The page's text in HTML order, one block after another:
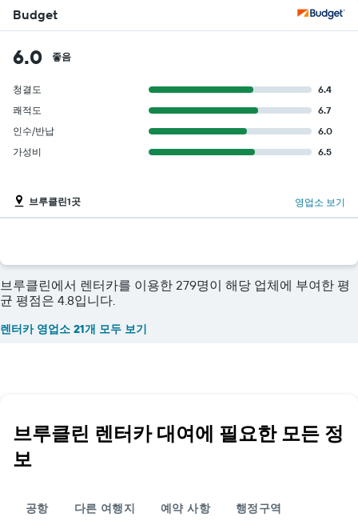
Budget
6.0 좋음
청결도
6.4
쾌적도
6.7
인수/반납
6.0
가성비
6.5
브루클린1곳 영업소 보기
브루클린에서 렌터카를 이용한 279명이 해당 업체에 부여한 평
균 평점은 4.8입니다.
렌터카 영업소 21개 모두 보기
브루클린 렌터카 대여에 필요한 모든 정
보
공항 다른 여행지 예약 사항 행정구역